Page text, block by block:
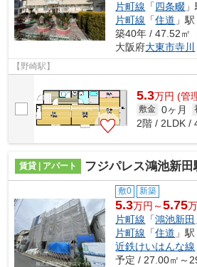
片町線 「四条畷
片町線 「住道 」
築40年 / 47.52㎡
大阪府大東市寺川
【野崎駅】
5.3万円 (管
敷金 0ヶ月
2階 / 2LDK /
賃貸 | アパート フジパレス鴻池新田
敷0 新築
5.3万円～5.75
片町線 「鴻池新田
片町線 「住道 」
近鉄けいはんな線
予定 / 27.00㎡～